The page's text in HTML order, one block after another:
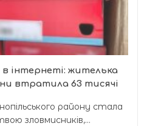
інтернеті: жителька
втратила 63 тисячі
району стала
зловмисників,...